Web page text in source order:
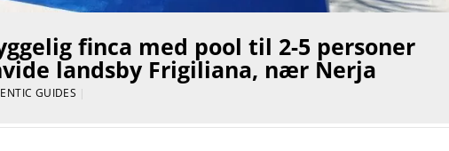
finca med pool til 2-5 personer
landsby Frigiliana, nær Nerja
GUIDES |